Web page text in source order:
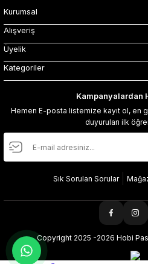
Kurumsal
Alışveriş
Üyelik
Kategoriler
Kampanyalardan
Hemen E-posta listemize kayıt ol, en
duyuruları ilk
Sık Sorulan Sorular
Copyright 2025 -2026 Hobi